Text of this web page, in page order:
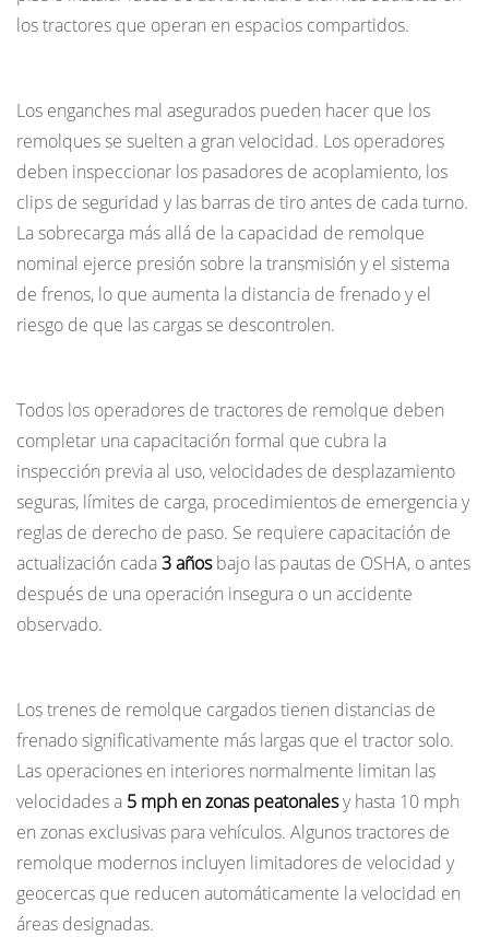
los tractores que operan en espacios compartidos.
Los enganches mal asegurados pueden hacer que los
remolques se suelten a gran velocidad. Los operadores
deben inspeccionar los pasadores de acoplamiento, los
clips de seguridad y las barras de tiro antes de cada turno.
La sobrecarga más allá de la capacidad de remolque
nominal ejerce presión sobre la transmisión y el sistema
de frenos, lo que aumenta la distancia de frenado y el
riesgo de que las cargas se descontrolen.
Todos los operadores de tractores de remolque deben
completar una capacitación formal que cubra la
inspección previa al uso, velocidades de desplazamiento
seguras, límites de carga, procedimientos de emergencia y
reglas de derecho de paso. Se requiere capacitación de
actualización cada3 añosbajo las pautas de OSHA, o antes
después de una operación insegura o un accidente
observado.
Los trenes de remolque cargados tienen distancias de
frenado significativamente más largas que el tractor solo.
Las operaciones en interiores normalmente limitan las
velocidades a 5 mph en zonas peatonalesy hasta 10 mph
en zonas exclusivas para vehículos. Algunos tractores de
remolque modernos incluyen limitadores de velocidad y
geocercas que reducen automáticamente la velocidad en
áreas designadas.